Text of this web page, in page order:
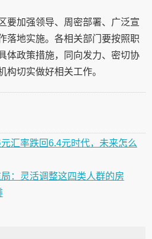
要加强领导、周密部署、广泛宣
落地实施。各相关部门要按照职
体政策措施，同向发力、密切协
构切实做好相关工作。
汇率跌回6.4元时代，未来怎么
局：灵活调整这四类人群的房